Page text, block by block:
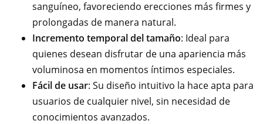
sanguíneo, favoreciendo erecciones más firmes y
prolongadas de manera natural.
Incremento temporal del tamaño: Ideal para
quienes desean disfrutar de una apariencia más
voluminosa en momentos íntimos especiales.
Fácil de usar: Su diseño intuitivo la hace apta para
usuarios de cualquier nivel, sin necesidad de
conocimientos avanzados.